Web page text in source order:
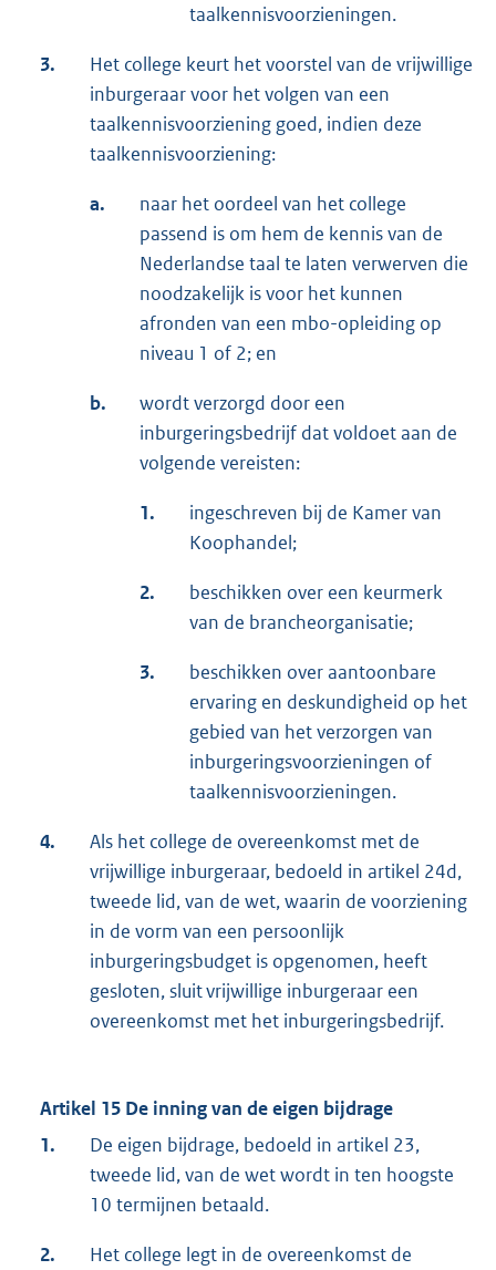
taalkennisvoorzieningen.
3.
Het college keurt het voorstel van de vrijwillige
inburgeraar voor het volgen van een
taalkennisvoorziening goed, indien deze
taalkennisvoorziening:
a.
naar het oordeel van het college
passend is om hem de kennis van de
Nederlandse taal te laten verwerven die
noodzakelijk is voor het kunnen
afronden van een mbo-opleiding op
niveau 1 of 2; en
b.
wordt verzorgd door een
inburgeringsbedrijf dat voldoet aan de
volgende vereisten:
1.
ingeschreven bij de Kamer van
Koophandel;
2.
beschikken over een keurmerk
van de brancheorganisatie;
3.
beschikken over aantoonbare
ervaring en deskundigheid op het
gebied van het verzorgen van
inburgeringsvoorzieningen of
taalkennisvoorzieningen.
4.
Als het college de overeenkomst met de
vrijwillige inburgeraar, bedoeld in artikel 24d,
tweede lid, van de wet, waarin de voorziening
in de vorm van een persoonlijk
inburgeringsbudget is opgenomen, heeft
gesloten, sluit vrijwillige inburgeraar een
overeenkomst met het inburgeringsbedrijf.
Artikel 15 De inning van de eigen bijdrage
1.
De eigen bijdrage, bedoeld in artikel 23,
tweede lid, van de wet wordt in ten hoogste
10 termijnen betaald.
2.
Het college legt in de overeenkomst de